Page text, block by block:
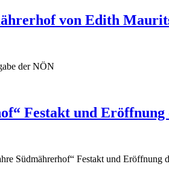
von Edith
der NÖN
Festakt und Eröffnung
Südmährerhof“ Festakt und